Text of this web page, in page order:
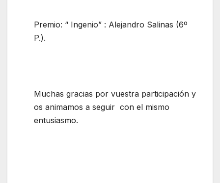
Premio: “ Ingenio” : Alejandro Salinas (6º
P.).
Muchas gracias por vuestra participación y
os animamos a seguir con el mismo
entusiasmo.